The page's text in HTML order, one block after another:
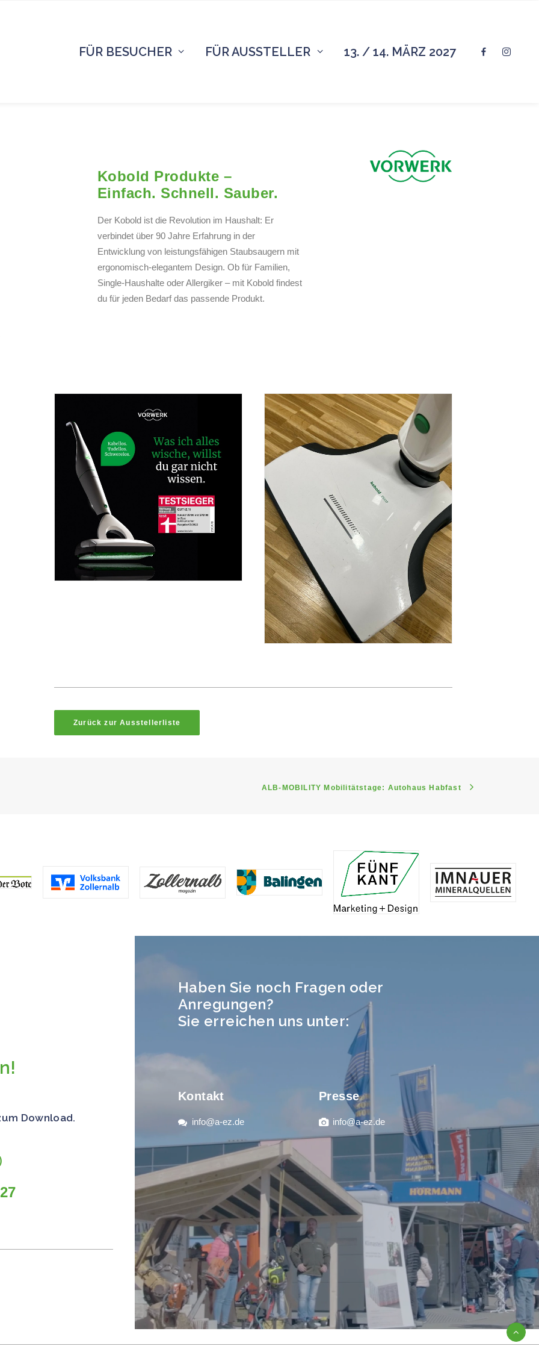
FÜR BESUCHER FÜR AUSSTELLER 13. / 14. MÄRZ 2027
Kobold Produkte –
Einfach. Schnell. Sauber.
Der Kobold ist die Revolution im Haushalt: Er
verbindet über 90 Jahre Erfahrung in der
Entwicklung von leistungsfähigen Staubsaugern mit
ergonomisch-elegantem Design. Ob für Familien,
Single-Haushalte oder Allergiker – mit Kobold findest
du für jeden Bedarf das passende Produkt.
Zurück zur Ausstellerliste
ALB-MOBILITY Mobilitätstage: Autohaus Habfast
Download.
Haben Sie noch Fragen oder
Anregungen?
Sie erreichen uns unter:
Kontakt
info@a-ez.de
Presse
info@a-ez.de